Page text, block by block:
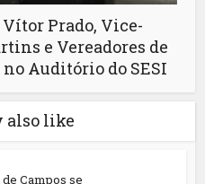
Prado, Vice-
e Vereadores de
Auditório do SESI
also like
de Campos se